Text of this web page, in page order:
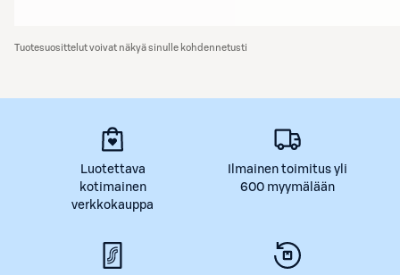
Tuotesuosittelut voivat näkyä sinulle kohdennetusti
Luotettava
kotimainen
verkkokauppa
Ilmainen toimitus yli
600 myymälään